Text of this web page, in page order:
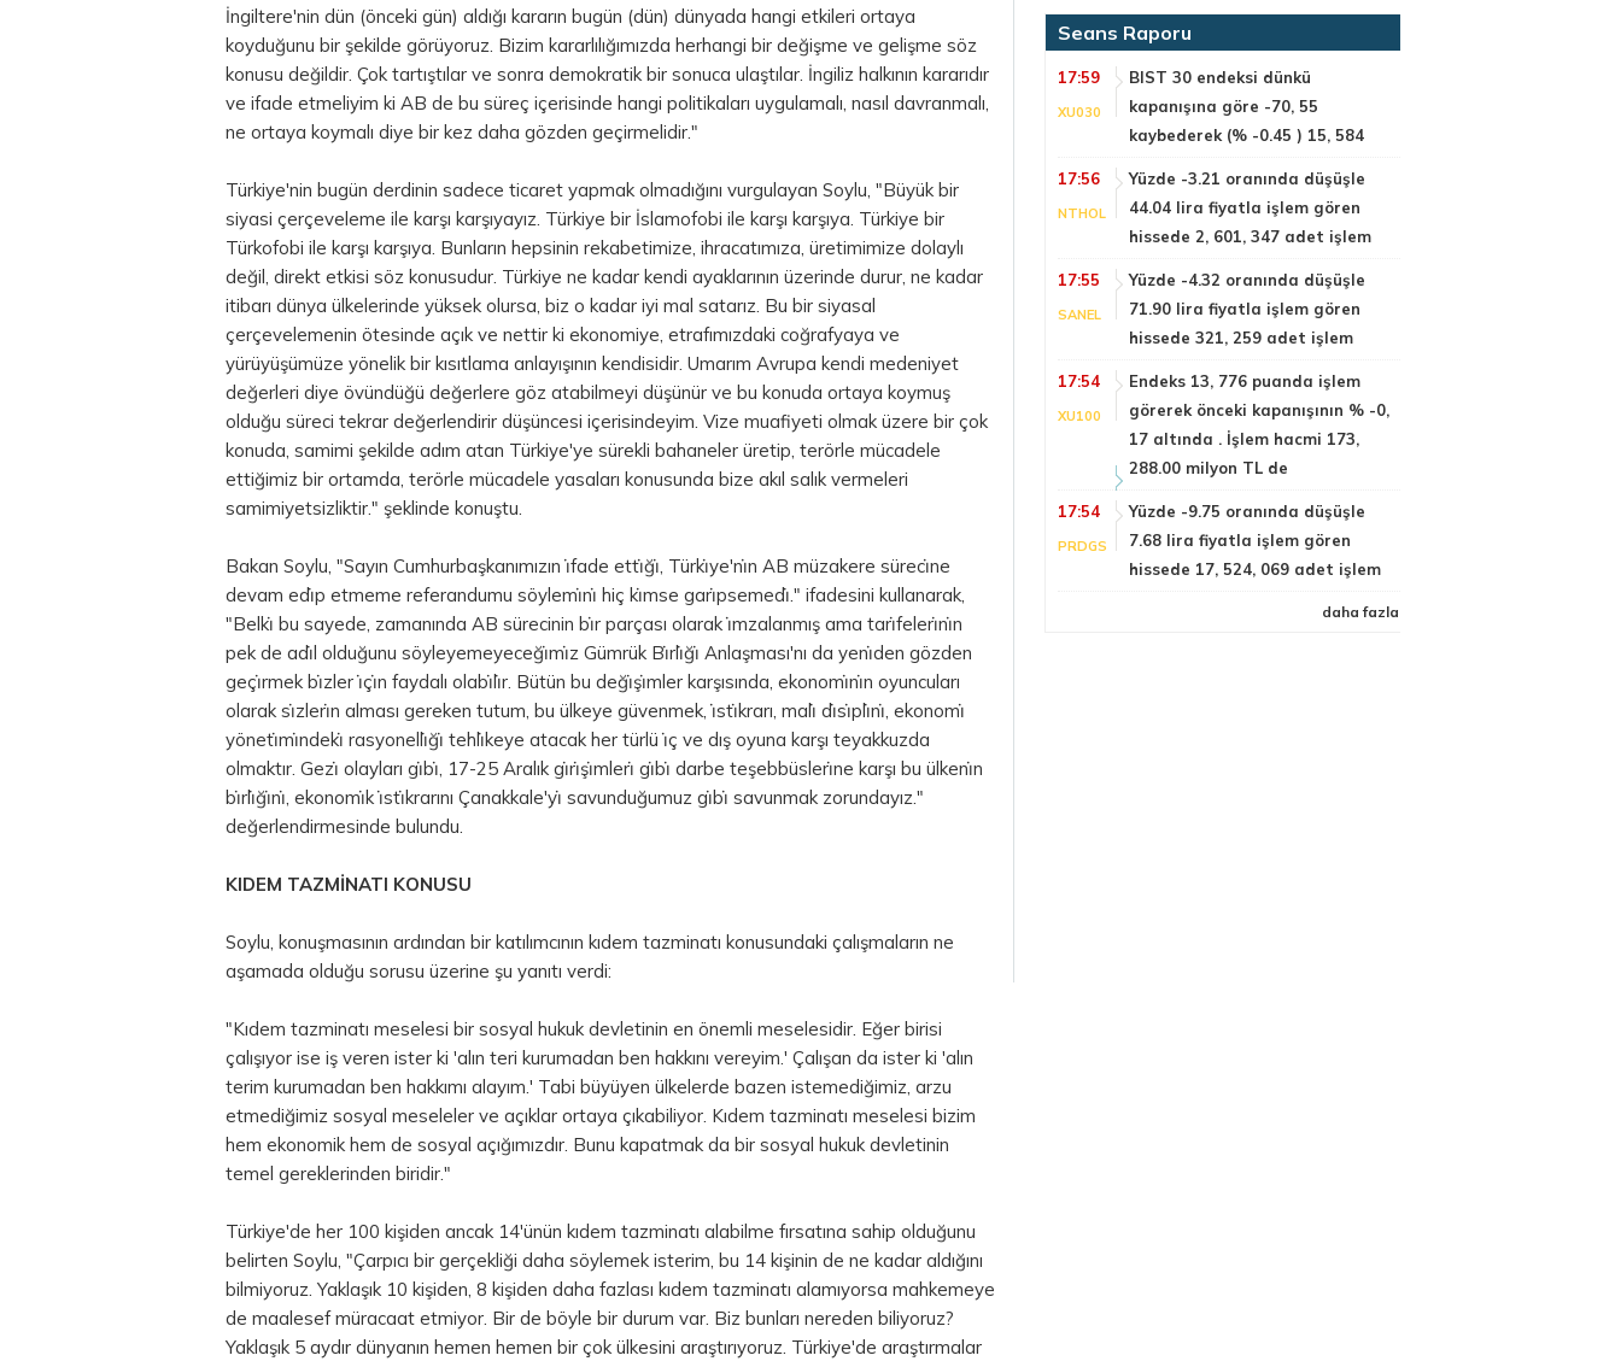
İngiltere'nin dün (önceki gün) aldığı kararın bugün (dün) dünyada hangi etkileri ortaya
koyduğunu bir şekilde görüyoruz. Bizim kararlılığımızda herhangi bir değişme ve gelişme söz
konusu değildir. Çok tartıştılar ve sonra demokratik bir sonuca ulaştılar. İngiliz halkının kararıdır
ve ifade etmeliyim ki AB de bu süreç içerisinde hangi politikaları uygulamalı, nasıl davranmalı,
ne ortaya koymalı diye bir kez daha gözden geçirmelidir."
Türkiye'nin bugün derdinin sadece ticaret yapmak olmadığını vurgulayan Soylu, "Büyük bir
siyasi çerçeveleme ile karşı karşıyayız. Türkiye bir İslamofobi ile karşı karşıya. Türkiye bir
Türkofobi ile karşı karşıya. Bunların hepsinin rekabetimize, ihracatımıza, üretimimize dolaylı
değil, direkt etkisi söz konusudur. Türkiye ne kadar kendi ayaklarının üzerinde durur, ne kadar
itibarı dünya ülkelerinde yüksek olursa, biz o kadar iyi mal satarız. Bu bir siyasal
çerçevelemenin ötesinde açık ve nettir ki ekonomiye, etrafımızdaki coğrafyaya ve
yürüyüşümüze yönelik bir kısıtlama anlayışının kendisidir. Umarım Avrupa kendi medeniyet
değerleri diye övündüğü değerlere göz atabilmeyi düşünür ve bu konuda ortaya koymuş
olduğu süreci tekrar değerlendirir düşüncesi içerisindeyim. Vize muafiyeti olmak üzere bir çok
konuda, samimi şekilde adım atan Türkiye'ye sürekli bahaneler üretip, terörle mücadele
ettiğimiz bir ortamda, terörle mücadele yasaları konusunda bize akıl salık vermeleri
samimiyetsizliktir." şeklinde konuştu.
Bakan Soylu, "Sayın Cumhurbaşkanımızın i̇fade etti̇ği̇, Türki̇ye'ni̇n AB müzakere süreci̇ne
devam edi̇p etmeme referandumu söylemi̇ni̇ hiç ki̇mse gari̇psemedi̇." ifadesini kullanarak,
"Belki̇ bu sayede, zamanında AB sürecinin bi̇r parçası olarak i̇mzalanmış ama tari̇feleri̇ni̇n
pek de adi̇l olduğunu söyleyemeyeceği̇mi̇z Gümrük Bi̇rli̇ği̇ Anlaşması'nı da yeni̇den gözden
geçi̇rmek bi̇zler i̇çi̇n faydalı olabi̇li̇r. Bütün bu deği̇şi̇mler karşısında, ekonomi̇ni̇n oyuncuları
olarak si̇zleri̇n alması gereken tutum, bu ülkeye güvenmek, i̇sti̇krarı, mali̇ di̇si̇pli̇ni̇, ekonomi̇
yöneti̇mi̇ndeki̇ rasyonelli̇ği̇ tehli̇keye atacak her türlü i̇ç ve dış oyuna karşı teyakkuzda
olmaktır. Gezi̇ olayları gi̇bi̇, 17-25 Aralık gi̇ri̇şi̇mleri̇ gi̇bi̇ darbe teşebbüsleri̇ne karşı bu ülkeni̇n
bi̇rli̇ği̇ni̇, ekonomi̇k i̇sti̇krarını Çanakkale'yi̇ savunduğumuz gi̇bi̇ savunmak zorundayız."
değerlendirmesinde bulundu.
KIDEM TAZMİNATI KONUSU
Soylu, konuşmasının ardından bir katılımcının kıdem tazminatı konusundaki çalışmaların ne
aşamada olduğu sorusu üzerine şu yanıtı verdi:
"Kıdem tazminatı meselesi bir sosyal hukuk devletinin en önemli meselesidir. Eğer birisi
çalışıyor ise iş veren ister ki 'alın teri kurumadan ben hakkını vereyim.' Çalışan da ister ki 'alın
terim kurumadan ben hakkımı alayım.' Tabi büyüyen ülkelerde bazen istemediğimiz, arzu
etmediğimiz sosyal meseleler ve açıklar ortaya çıkabiliyor. Kıdem tazminatı meselesi bizim
hem ekonomik hem de sosyal açığımızdır. Bunu kapatmak da bir sosyal hukuk devletinin
temel gereklerinden biridir."
Türkiye'de her 100 kişiden ancak 14'ünün kıdem tazminatı alabilme fırsatına sahip olduğunu
belirten Soylu, "Çarpıcı bir gerçekliği daha söylemek isterim, bu 14 kişinin de ne kadar aldığını
bilmiyoruz. Yaklaşık 10 kişiden, 8 kişiden daha fazlası kıdem tazminatı alamıyorsa mahkemeye
de maalesef müracaat etmiyor. Bir de böyle bir durum var. Biz bunları nereden biliyoruz?
Yaklaşık 5 aydır dünyanın hemen hemen bir çok ülkesini araştırıyoruz. Türkiye'de araştırmalar
Seans Raporu
17:59
XU030
BIST 30 endeksi dünkü
kapanışına göre -70, 55
kaybederek (% -0.45 ) 15, 584
17:56
NTHOL
Yüzde -3.21 oranında düşüşle
44.04 lira fiyatla işlem gören
hissede 2, 601, 347 adet işlem
17:55
SANEL
Yüzde -4.32 oranında düşüşle
71.90 lira fiyatla işlem gören
hissede 321, 259 adet işlem
17:54
XU100
Endeks 13, 776 puanda işlem
görerek önceki kapanışının % -0,
17 altında . İşlem hacmi 173,
288.00 milyon TL de
17:54
PRDGS
Yüzde -9.75 oranında düşüşle
7.68 lira fiyatla işlem gören
hissede 17, 524, 069 adet işlem
daha fazla